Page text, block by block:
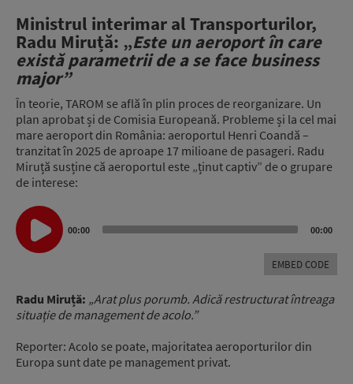
Ministrul interimar al Transporturilor,
Radu Miruță: „Este un aeroport în care
există parametrii de a se face business
major”
În teorie, TAROM se află în plin proces de reorganizare. Un
plan aprobat și de Comisia Europeană. Probleme și la cel mai
mare aeroport din România: aeroportul Henri Coandă –
tranzitat în 2025 de aproape 17 milioane de pasageri. Radu
Miruță susține că aeroportul este „ținut captiv” de o grupare
de interese:
Audio
Player
00:00 00:00
EMBED CODE
Radu Miruță: „Arat plus porumb. Adică restructurat întreaga
situație de management de acolo.”
Reporter: Acolo se poate, majoritatea aeroporturilor din
Europa sunt date pe management privat.